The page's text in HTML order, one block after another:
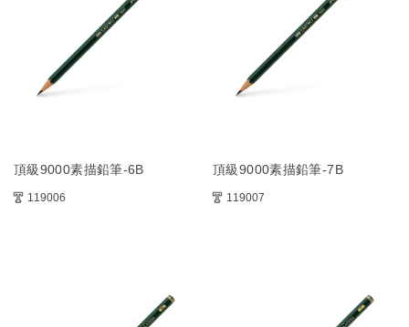
頂級9000素描鉛筆-6B
119006
頂級9000素描鉛筆-7B
119007